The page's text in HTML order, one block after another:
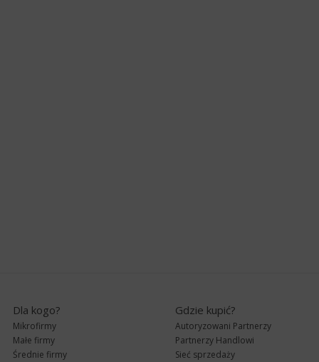
Dla kogo?
Mikrofirmy
Małe firmy
Średnie firmy
Gdzie kupić?
Autoryzowani Partnerzy
Partnerzy Handlowi
Sieć sprzedaży